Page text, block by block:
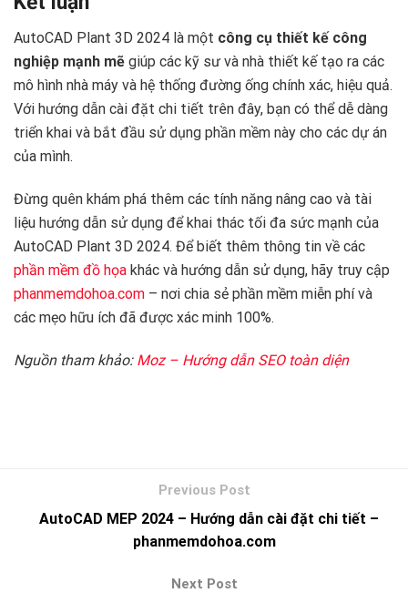
AutoCAD Plant 3D 2024 là một công cụ thiết kế công
nghiệp mạnh mẽ giúp các kỹ sư và nhà thiết kế tạo ra các
mô hình nhà máy và hệ thống đường ống chính xác, hiệu quả.
Với hướng dẫn cài đặt chi tiết trên đây, bạn có thể dễ dàng
triển khai và bắt đầu sử dụng phần mềm này cho các dự án
của mình.
Đừng quên khám phá thêm các tính năng nâng cao và tài
liệu hướng dẫn sử dụng để khai thác tối đa sức mạnh của
AutoCAD Plant 3D 2024. Để biết thêm thông tin về các
phần mềm đồ họa khác và hướng dẫn sử dụng, hãy truy cập
phanmemdohoa.com – nơi chia sẻ phần mềm miễn phí và
các mẹo hữu ích đã được xác minh 100%.
Nguồn tham khảo: Moz – Hướng dẫn SEO toàn diện
AutoCAD MEP 2024 – Hướng dẫn cài đặt chi tiết –
phanmemdohoa.com